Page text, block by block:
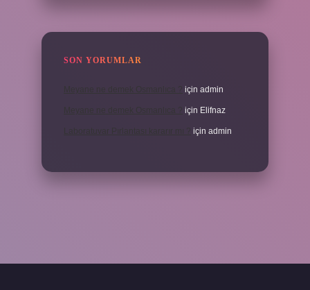
SON YORUMLAR
için admin
için Elifnaz
için admin